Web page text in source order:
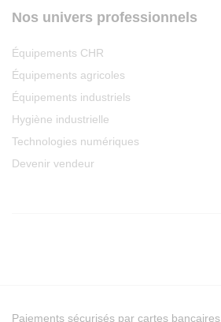
Nos univers professionnels
Équipements CHR
Équipements agricoles
Équipements industriels
Hygiène industrielle
Technologies numériques
Devenir vendeur
Paiements sécurisés par cartes bancaires